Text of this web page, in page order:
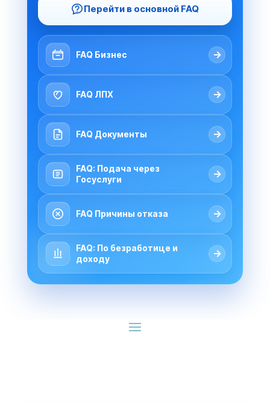
Перейти в основной FAQ
FAQ Бизнес →
FAQ ЛПХ →
FAQ Документы →
FAQ: Подача через
Госуслуги
→
FAQ Причины отказа →
FAQ: По безработице и
доходу
→